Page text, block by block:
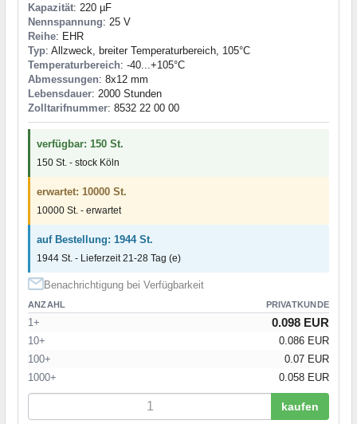
Kapazität: 220 µF
Nennspannung: 25 V
Reihe: EHR
Typ: Allzweck, breiter Temperaturbereich, 105°C
Temperaturbereich: -40...+105°C
Abmessungen: 8x12 mm
Lebensdauer: 2000 Stunden
Zolltarifnummer: 8532 22 00 00
verfügbar: 150 St.
150 St. - stock Köln
erwartet: 10000 St.
10000 St. - erwartet
auf Bestellung: 1944 St.
1944 St. - Lieferzeit 21-28 Tag (e)
Benachrichtigung bei Verfügbarkeit
ANZAHL PRIVATKUNDE
1+ 0.098 EUR
10+
0.086 EUR
100+
0.07 EUR
1000+
0.058 EUR
kaufen